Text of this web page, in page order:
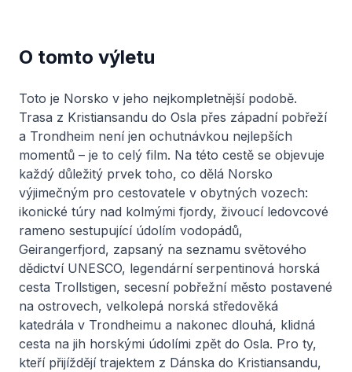
O tomto výletu
Toto je Norsko v jeho nejkompletnější podobě.
Trasa z Kristiansandu do Osla přes západní pobřeží
a Trondheim není jen ochutnávkou nejlepších
momentů – je to celý film. Na této cestě se objevuje
každý důležitý prvek toho, co dělá Norsko
výjimečným pro cestovatele v obytných vozech:
ikonické túry nad kolmými fjordy, živoucí ledovcové
rameno sestupující údolím vodopádů,
Geirangerfjord, zapsaný na seznamu světového
dědictví UNESCO, legendární serpentinová horská
cesta Trollstigen, secesní pobřežní město postavené
na ostrovech, velkolepá norská středověká
katedrála v Trondheimu a nakonec dlouhá, klidná
cesta na jih horskými údolími zpět do Osla. Pro ty,
kteří přijíždějí trajektem z Dánska do Kristiansandu,